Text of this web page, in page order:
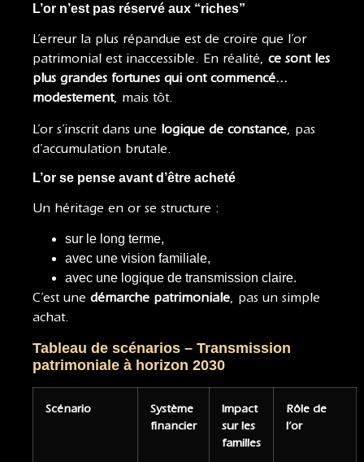
L’or n’est pas réservé aux “riches”
L’erreur la plus répandue est de croire que l’or
patrimonial est inaccessible. En réalité, ce sont les
plus grandes fortunes qui ont commencé…
modestement, mais tôt.
L’or s’inscrit dans une logique de constance, pas
d’accumulation brutale.
L’or se pense avant d’être acheté
Un héritage en or se structure :
sur le long terme,
avec une vision familiale,
avec une logique de transmission claire.
C’est une démarche patrimoniale, pas un simple
achat.
Tableau de scénarios – Transmission
patrimoniale à horizon 2030
Scénario
Système
financier
Impact
sur les
familles
Rôle de
l’or